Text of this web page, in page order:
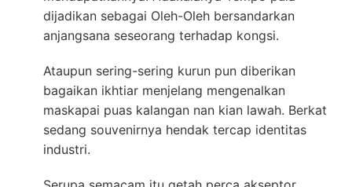
dijadikan sebagai Oleh-Oleh bersandarkan
anjangsana seseorang terhadap kongsi.
Ataupun sering-sering kurun pun diberikan
bagaikan ikhtiar menjelang mengenalkan
maskapai puas kalangan nan kian lawah. Berkat
sedang souvenirnya hendak tercap identitas
industri.